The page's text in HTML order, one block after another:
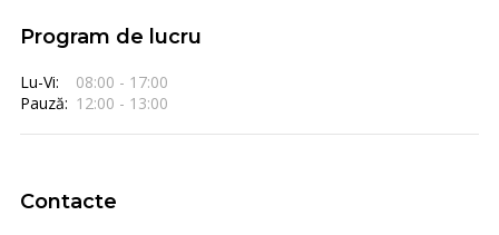
Program de lucru
Lu-Vi:
08:00 - 17:00
Pauză: 12:00 - 13:00
Contacte